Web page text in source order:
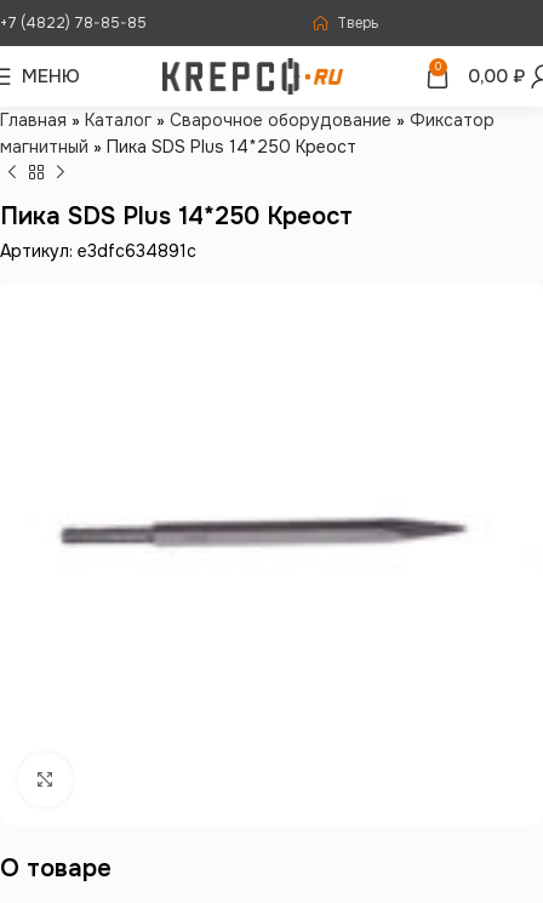
+7 (4822) 78-85-85 Тверь
МЕНЮ 0 0,00 ₽
Главная » Каталог » Сварочное оборудование » Фиксатор
магнитный » Пика SDS Plus 14*250 Креост
Пика SDS Plus 14*250 Креост
Артикул: e3dfc634891c
О товаре